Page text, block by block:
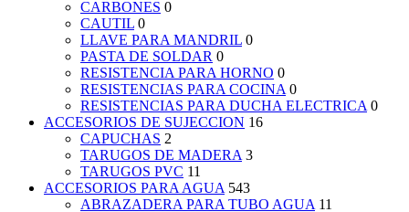
CARBONES 0
CAUTIL 0
LLAVE PARA MANDRIL 0
PASTA DE SOLDAR 0
RESISTENCIA PARA HORNO 0
RESISTENCIAS PARA COCINA 0
RESISTENCIAS PARA DUCHA ELECTRICA 0
ACCESORIOS DE SUJECCION 16
CAPUCHAS 2
TARUGOS DE MADERA 3
TARUGOS PVC 11
ACCESORIOS PARA AGUA 543
ABRAZADERA PARA TUBO AGUA 11